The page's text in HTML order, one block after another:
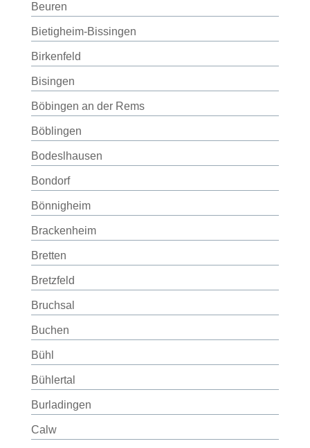
Beuren
Bietigheim-Bissingen
Birkenfeld
Bisingen
Böbingen an der Rems
Böblingen
Bodeslhausen
Bondorf
Bönnigheim
Brackenheim
Bretten
Bretzfeld
Bruchsal
Buchen
Bühl
Bühlertal
Burladingen
Calw